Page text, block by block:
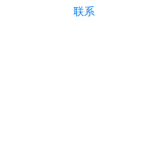
老师一起学习。
的水平时，我继续
满意。我推荐给
人。
联系